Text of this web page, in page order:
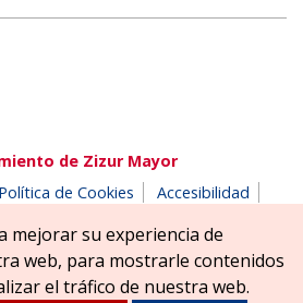
de Zizur Mayor
Política de Cookies
Accesibilidad
s/n | 31180 Zizur Mayor-Zizur
NAFARROA)
ayuntamiento@zizurmayor.es
mejorar su experiencia de
web, para mostrarle contenidos
el tráfico de nuestra web.